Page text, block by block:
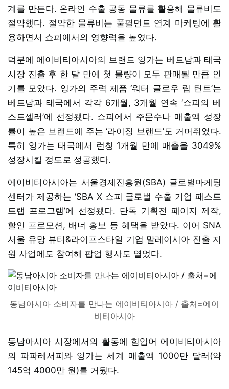
계를 만든다. 온라인 수출 공동 물류를 활용해 물류비도
절약했다. 절약한 물류비는 풀필먼트 연계 마케팅에 활
용하면서 쇼피에서의 영향력을 높였다.
덕분에 에이비티아시아의 브랜드 잉가는 베트남과 태국
시장 진출 후 한 달 만에 첫 물량이 모두 판매될 만큼 인
기를 모았다. 잉가의 주력 제품 ‘워터 글로우 립 틴트’는
베트남과 태국에서 각각 6개월, 3개월 연속 ‘쇼피의 베
스트셀러’에 선정됐다. 쇼피에서 주문수나 매출액 성장
률이 높은 브랜드에 주는 ‘라이징 브랜드’도 거머쥐었다.
특히 잉가는 태국에서 런칭 1개월 만에 매출을 3049%
성장시킬 정도로 성공했다.
에이비티아시아는 서울경제진흥원(SBA) 글로벌마케팅
센터가 제공하는 ‘SBA X 쇼피 글로벌 수출 기업 패스트
트랩 프로그램’에 선정됐다. 단독 기획전 페이지 제작,
할인 프로모션, 배너 홍보 등 혜택을 받았다. 이어 SNA
서울 유망 뷰티&라이프스타일 기업 말레이시아 진출 지
원 사업에도 참여해 팝업 행사도 열었다.
동남아시아 소비자를 만나는 에이비티아시아 / 출처=에이
비티아시아
동남아시아 시장에서의 활동에 힘입어 에이비티아시아
의 파파레서피와 잉가는 세계 매출액 1000만 달러(약
145억 4000만 원)를 거뒀다.